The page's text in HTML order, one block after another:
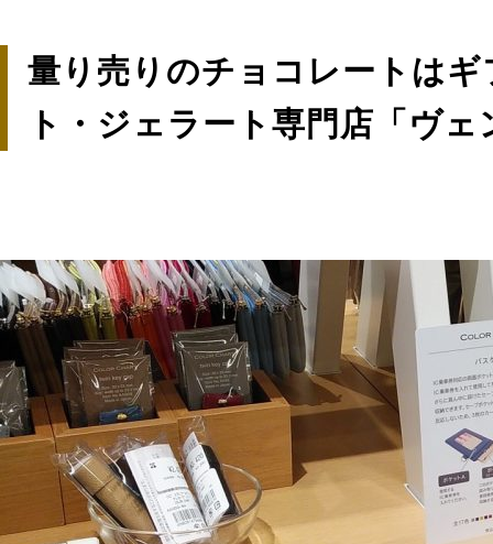
量り売りのチョコレートは
ト・ジェラート専門店「ヴェ